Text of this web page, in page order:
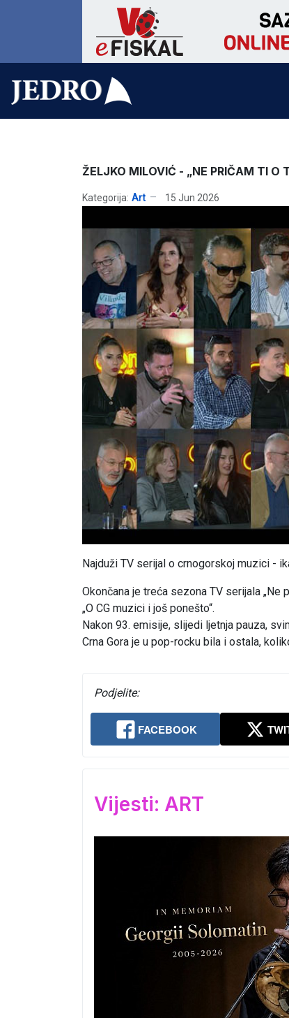
ŽELJKO MILOVIĆ - „NE PRIČAM TI O
Kategorija: Art 15 Jun 2026
Najduži TV serijal o crnogorskoj muzici -
Okončana je treća sezona TV serijala
„O CG muzici i još ponešto“.
Nakon 93. emisije, slijedi ljetnja pauza,
Crna Gora je u pop-rocku bila i ostala,
Podjelite:
FACEBOOK
Vijesti: ART